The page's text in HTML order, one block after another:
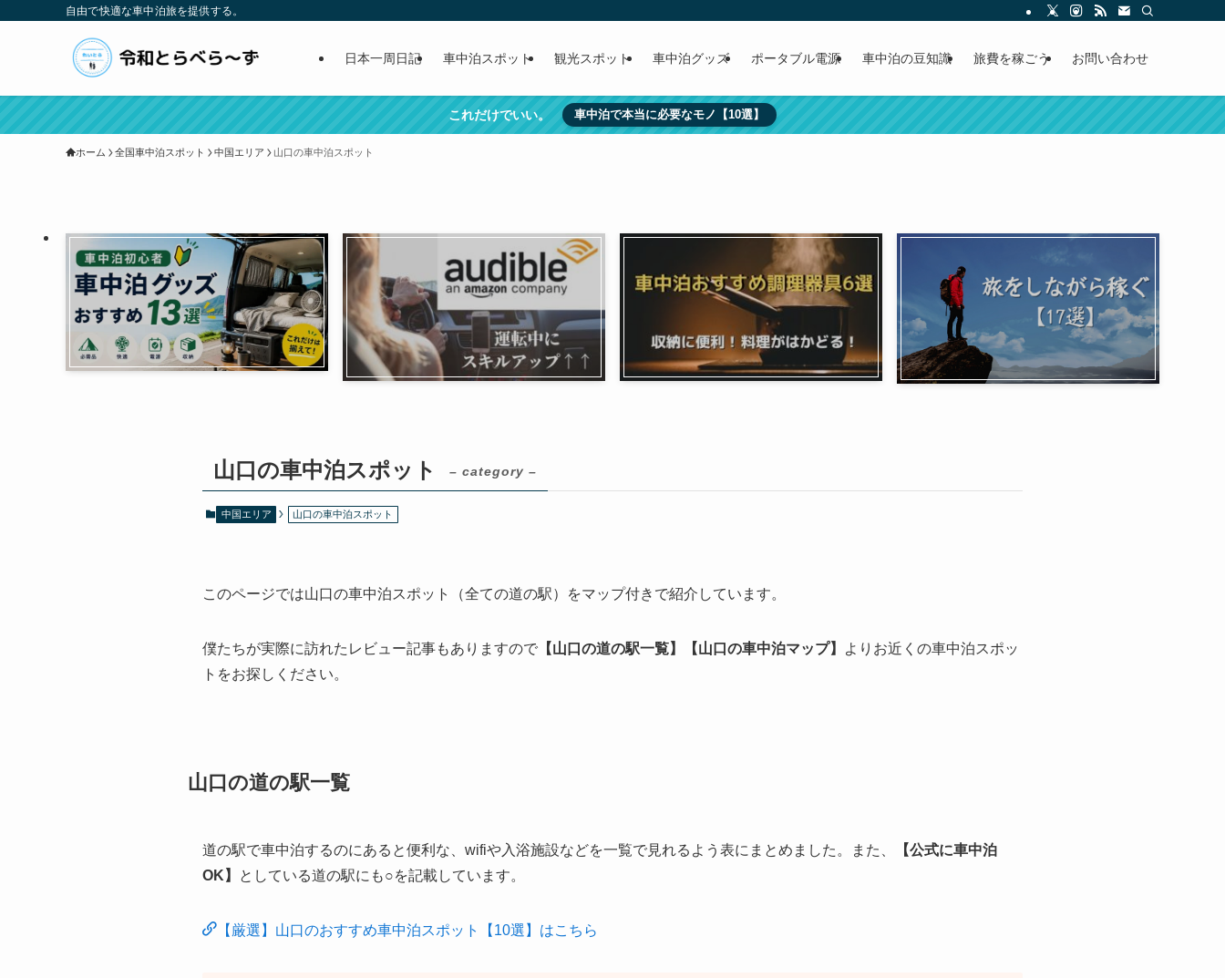
自由で快適な車中泊旅を提供する。
日本一周日記 車中泊スポット 観光スポット 車中泊グッズ ポータブル電源 車中泊の豆知識 旅費を稼ごう お問い合わせ
これだけでいい。 車中泊で本当に必要なモノ【10選】
ホーム 全国車中泊スポット 中国エリア 山口の車中泊スポット
山口の車中泊スポット – category –
中国エリア 山口の車中泊スポット
このページでは山口の車中泊スポット（全ての道の駅）をマップ付きで紹介しています。
僕たちが実際に訪れたレビュー記事もありますので 【山口の道の駅一覧】【山口の車中泊マップ】
よりお近くの車中泊スポッ
トをお探しください。
山口の道の駅一覧
道の駅で車中泊するのにあると便利な、wifiや入浴施設などを一覧で見れるよう表にまとめました。また、
【公式に車中泊
OK】
としている道の駅にも○を記載しています。
【厳選】山口のおすすめ車中泊スポット【10選】はこちら